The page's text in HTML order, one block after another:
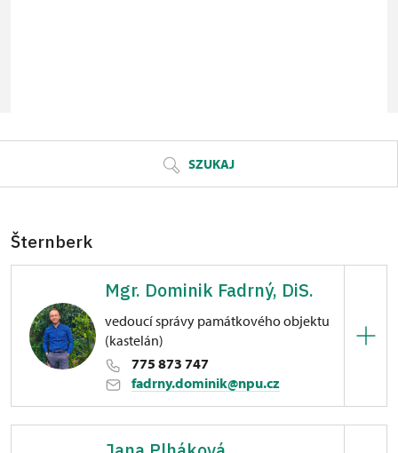
SZUKAJ
Šternberk
Mgr. Dominik Fadrný, DiS.
vedoucí správy památkového objektu
(kastelán)
775 873 747
fadrny.dominik@npu.cz